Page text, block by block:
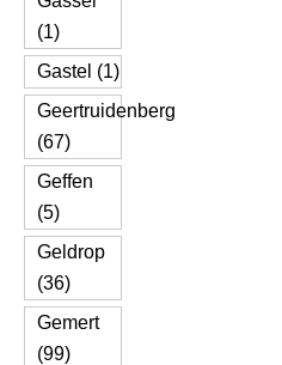
(1)
Gastel (1)
Geertruidenberg
(67)
Geffen
(5)
Geldrop
(36)
Gemert
(99)